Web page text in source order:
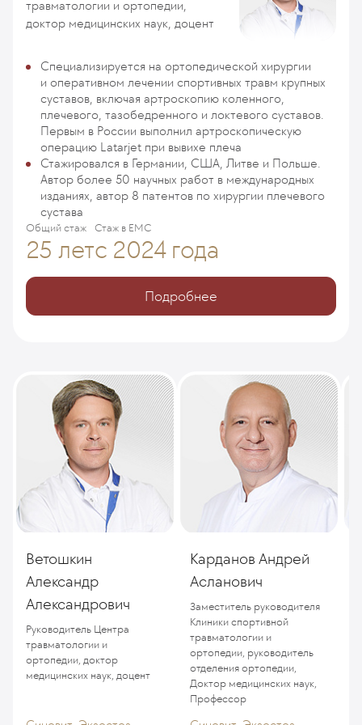
Ветошкин
Александр
Александрович
Руководитель Центра
травматологии и
ортопедии, доктор
медицинских наук, доцент
Карданов Андрей
Асланович
Заместитель руководителя
Клиники спортивной
травматологии и
ортопедии, руководитель
отделения ортопедии,
Доктор медицинских наук,
Профессор
травматологии и ортопедии,
доктор медицинских наук, доцент
Специализируется на ортопедической хирургии
и оперативном лечении спортивных травм крупных
суставов, включая артроскопию коленного,
плечевого, тазобедренного и локтевого суставов.
Первым в России выполнил артроскопическую
операцию Latarjet при вывихе плеча
Стажировался в Германии, США, Литве и Польше.
Автор более 50 научных работ в международных
изданиях, автор 8 патентов по хирургии плечевого
сустава
Общий стаж
25 лет
Стаж в ЕМС
с 2024 года
Подробнее